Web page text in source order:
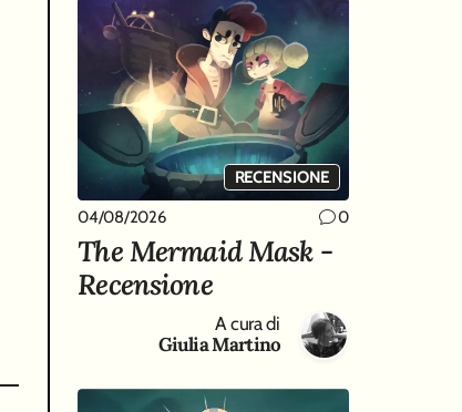
RECENSIONE
04/08/2026 0
The Mermaid Mask -
Recensione
A cura di
Giulia Martino